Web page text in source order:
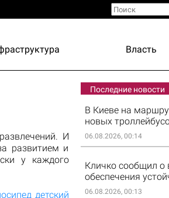
Власть
И
развитием и
у каждого
детский
Последние новости
В Киеве на
новых
06.08.2026, 00:14
Кличко сообщил о
обеспечения
06.08.2026, 00:13